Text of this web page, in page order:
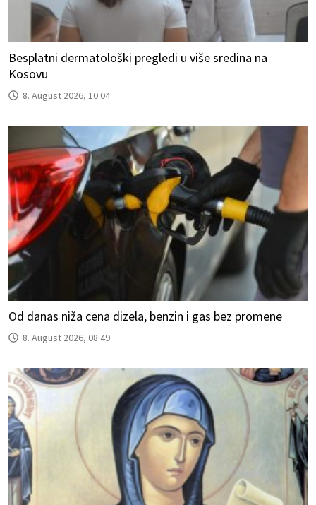
Besplatni dermatološki pregledi u više sredina na
Kosovu
8. August 2026, 10:04
Od danas niža cena dizela, benzin i gas bez promene
8. August 2026, 08:49